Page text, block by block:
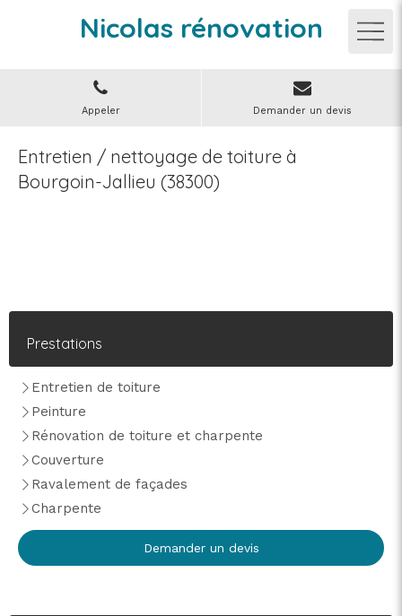
Nicolas rénovation
Appeler Demander un devis
Entretien / nettoyage de toiture à
Bourgoin-Jallieu (38300)
Prestations
Entretien de toiture
Peinture
Rénovation de toiture et charpente
Couverture
Ravalement de façades
Charpente
Demander un devis